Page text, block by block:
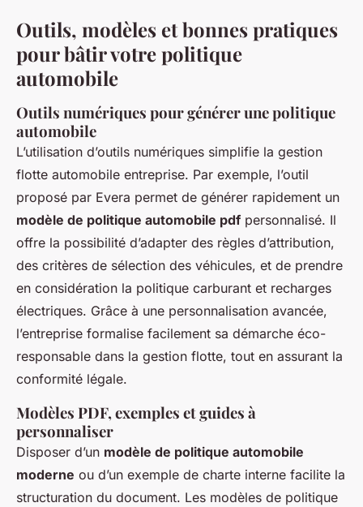
Outils, modèles et bonnes pratiques
pour bâtir votre politique
automobile
Outils numériques pour générer une politique
automobile
L’utilisation d’outils numériques simplifie la gestion
flotte automobile entreprise. Par exemple, l’outil
proposé par Evera permet de générer rapidement un
modèle de politique automobile pdf personnalisé. Il
offre la possibilité d’adapter des règles d’attribution,
des critères de sélection des véhicules, et de prendre
en considération la politique carburant et recharges
électriques. Grâce à une personnalisation avancée,
l’entreprise formalise facilement sa démarche éco-
responsable dans la gestion flotte, tout en assurant la
conformité légale.
Modèles PDF, exemples et guides à
personnaliser
Disposer d’un modèle de politique automobile
moderne ou d’un exemple de charte interne facilite la
structuration du document. Les modèles de politique